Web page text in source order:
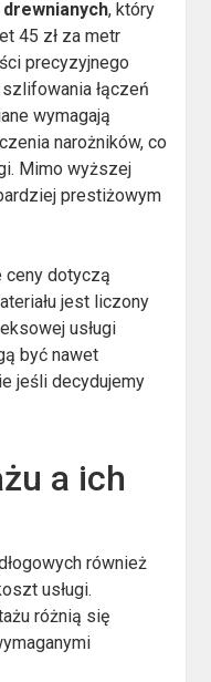
, który
45 zł za metr
precyzyjnego
łączeń
wymagają
narożników, co
Mimo wyższej
prestiżowym
ceny dotyczą
jest liczony
usługi
być nawet
jeśli decydujemy
a ich
również
usługi.
różnią się